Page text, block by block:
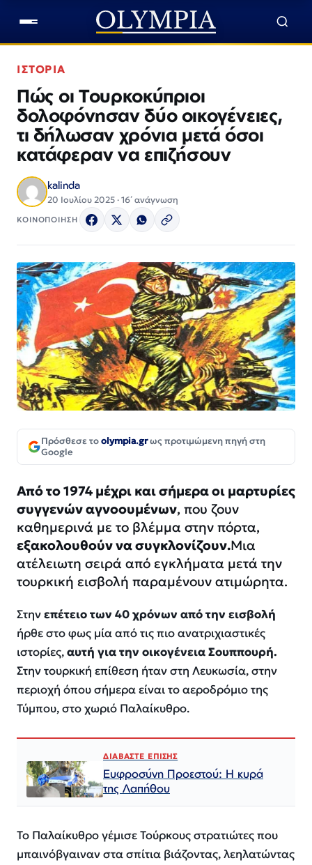
ΙΣΤΟΡΙΑ
Πώς οι Τουρκοκύπριοι
δολοφόνησαν δύο οικογένειες,
τι δήλωσαν χρόνια μετά όσοι
κατάφεραν να επιζήσουν
kalinda
20 Ιουλίου 2025 · 16΄ ανάγνωση
ΚΟΙΝΟΠΟΙΗΣΗ
Πρόσθεσε τοolympia.grως προτιμώμενη πηγή στη
Google
Από το 1974 μέχρι και σήμερα οι μαρτυρίες
συγγενών αγνοουμένων, που ζουν
καθημερινά με το βλέμμα στην πόρτα,
εξακολουθούν να συγκλονίζουν.Μια
ατέλειωτη σειρά από εγκλήματα μετά την
τουρκική εισβολή παραμένουν ατιμώρητα.
Στηνεπέτειο των 40 χρόνων από την εισβολή
ήρθε στο φως μία από τις πιο ανατριχιαστικές
ιστορίες,αυτή για την οικογένεια Σουππουρή.
Στην τουρκική επίθεση ήταν στη Λευκωσία, στην
περιοχή όπου σήμερα είναι το αεροδρόμιο της
Τύμπου, στο χωριό Παλαίκυθρο.
ΔΙΑΒΑΣΤΕ ΕΠΙΣΗΣ
Ευφροσύνη Προεστού: Η κυρά
της Λαπήθου
Το Παλαίκυθρο γέμισε Τούρκους στρατιώτες που
μπαινόβγαιναν στα σπίτια βιάζοντας, λεηλατώντας